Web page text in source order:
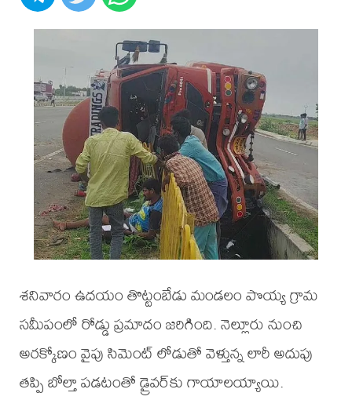
శనివారం ఉదయం తొట్టంబేడు మండలం పొయ్య గ్రామ
సమీపంలో రోడ్డు ప్రమాదం జరిగింది. నెల్లూరు నుంచి
అరక్కోణం వైపు సిమెంట్ లోడుతో వెళ్తున్న లారీ అదుపు
తప్పి బోల్తా పడటంతో డ్రైవర్‌కు గాయాలయ్యాయి.